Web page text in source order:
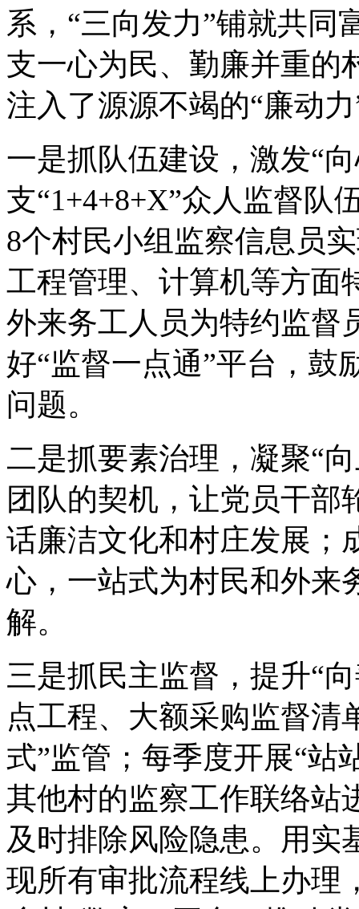
系，“三向发力”铺就共同
支一心为民、勤廉并重的
注入了源源不竭的“廉动
一是抓队伍建设，激发“
支“1+4+8+X”众人监督队
8个村民小组监察信息员
工程管理、计算机等方面
外来务工人员为特约监督
好“监督一点通”平台，鼓
问题。
二是抓要素治理，凝聚“
团队的契机，让党员干部
话廉洁文化和村庄发展；
心，一站式为村民和外来
解。
三是抓民主监督，提升“
点工程、大额采购监督清
式”监管；每季度开展“站
其他村的监察工作联络站
及时排除风险隐患。用实
现所有审批流程线上办理